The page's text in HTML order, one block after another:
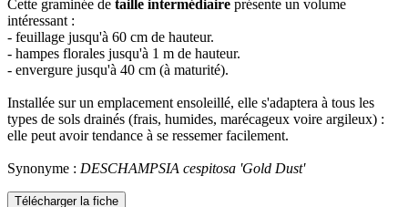
Cette graminée de taille intermédiaire présente un volume
intéressant :
- feuillage jusqu'à 60 cm de hauteur.
- hampes florales jusqu'à 1 m de hauteur.
- envergure jusqu'à 40 cm (à maturité).
Installée sur un emplacement ensoleillé, elle s'adaptera à tous les
types de sols drainés (frais, humides, marécageux voire argileux) :
elle peut avoir tendance à se ressemer facilement.
Synonyme : DESCHAMPSIA cespitosa 'Gold Dust'
Télécharger la fiche